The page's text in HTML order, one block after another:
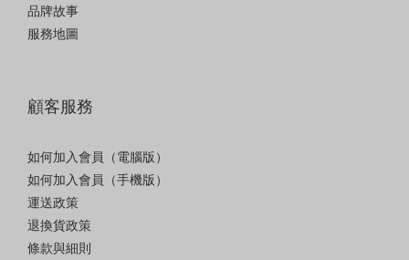
品牌故事
服務地圖
顧客服務
如何加入會員（電腦版）
如何加入會員（手機版）
運送政策
退換貨政策
條款與細則